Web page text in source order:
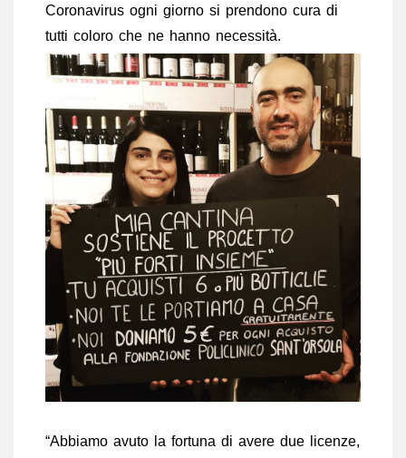
Coronavirus ogni giorno si prendono cura di
tutti coloro che ne hanno necessità.
“Abbiamo avuto la fortuna di avere due licenze,